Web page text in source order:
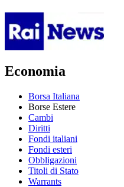
Economia
Borsa Italiana
Borse Estere
Cambi
Diritti
Fondi italiani
Fondi esteri
Obbligazioni
Titoli di Stato
Warrants